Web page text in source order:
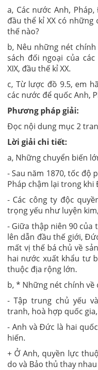
a, Các nước Anh,
đầu thể kỉ XX có
thế nào?
b, Nêu những nét
sách đối ngoại của
XIX, đầu thế kỉ XX.
c, Từ lược đồ 9.5, em
các nước để quốc Anh,
Phương pháp giải:
Đọc nội dung mục 2
Lời giải chi tiết:
a, Những chuyển biến
- Sau năm 1870, tốc độ
Pháp chậm lại trong
- Các công ty độc
trọng yếu như luyện
- Giữa thập niên 90 của
lên dẫn đầu thế giới,
mất vị thế bá chủ về
hai nước xuất khẩu tư
thuộc địa rộng lớn.
b, * Những nét chính về
- Tập trung chủ yếu
tranh, hoà hợp quốc
- Anh và Đức là hai
hiến.
+ Ở Anh, quyền lực
do và Bảo thủ thay